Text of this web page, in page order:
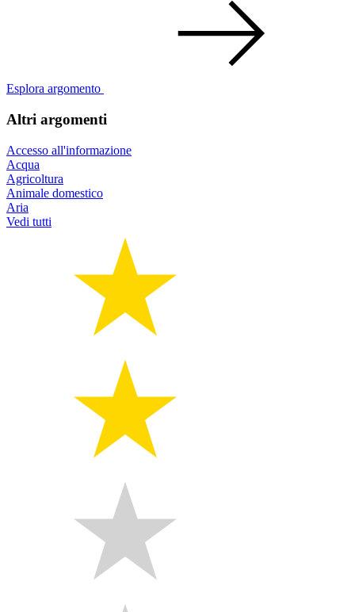
Esplora argomento
Altri argomenti
Accesso all'informazione
Acqua
Agricoltura
Animale domestico
Aria
Vedi tutti